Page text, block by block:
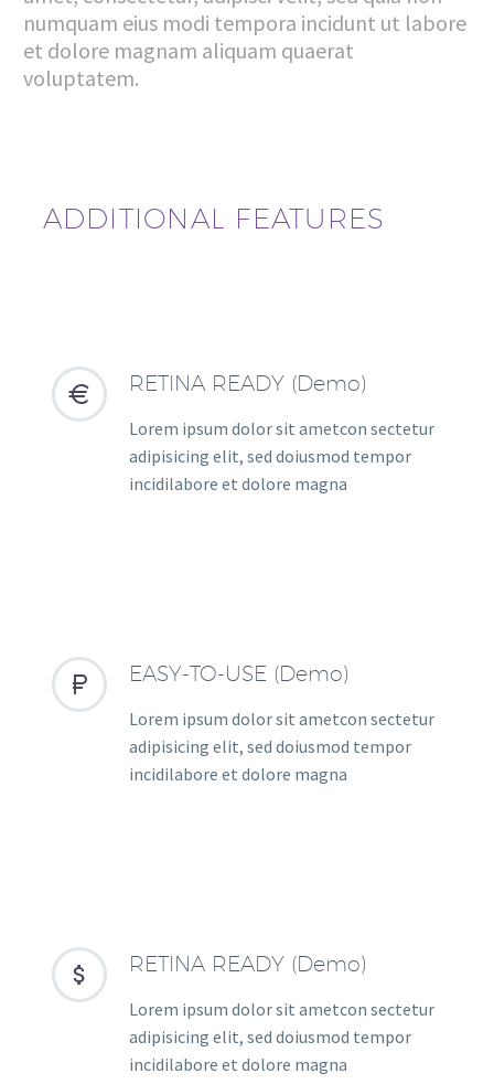
numquam eius modi tempora incidunt ut labore
et dolore magnam aliquam quaerat
voluptatem.
ADDITIONAL FEATURES

 RETINA READY (Demo)
Lorem ipsum dolor sit ametcon sectetur
adipisicing elit, sed doiusmod tempor
incidilabore et dolore magna

 EASY-TO-USE (Demo)
Lorem ipsum dolor sit ametcon sectetur
adipisicing elit, sed doiusmod tempor
incidilabore et dolore magna

 RETINA READY (Demo)
Lorem ipsum dolor sit ametcon sectetur
adipisicing elit, sed doiusmod tempor
incidilabore et dolore magna